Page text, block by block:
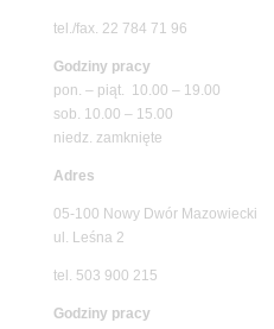
tel./fax. 22 784 71 96
Godziny pracy
pon. – piąt. 10.00 – 19.00
sob. 10.00 – 15.00
niedz. zamknięte
Adres
05-100 Nowy Dwór Mazowiecki
ul. Leśna 2
tel. 503 900 215
Godziny pracy